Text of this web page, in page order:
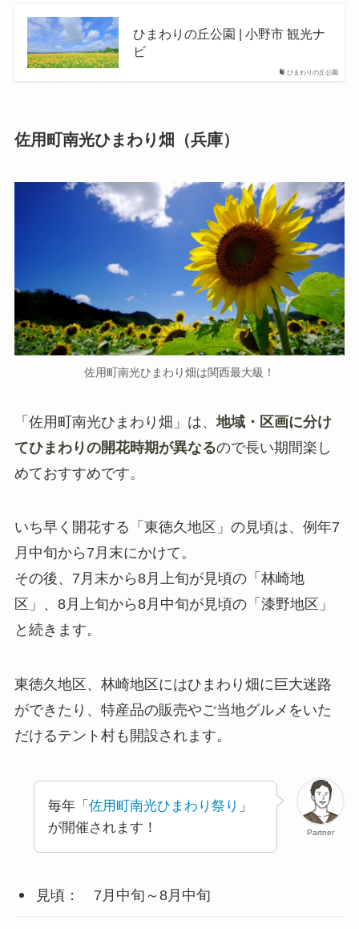
ひまわりの丘公園
ひまわりの丘公園 | 小野市 観光ナ
ビ
佐用町南光ひまわり畑（兵庫）
佐用町南光ひまわり畑は関西最大級！
「佐用町南光ひまわり畑」は、地域・区画に分け
てひまわりの開花時期が異なるので長い期間楽し
めておすすめです。
いち早く開花する「東徳久地区」の見頃は、例年7
月中旬から7月末にかけて。
その後、7月末から8月上旬が見頃の「林崎地
区」、8月上旬から8月中旬が見頃の「漆野地区」
と続きます。
東徳久地区、林崎地区にはひまわり畑に巨大迷路
ができたり、特産品の販売やご当地グルメをいた
だけるテント村も開設されます。
Partner
毎年「 佐用町南光ひまわり祭り 」
が開催されます！
見頃： 7月中旬～8月中旬